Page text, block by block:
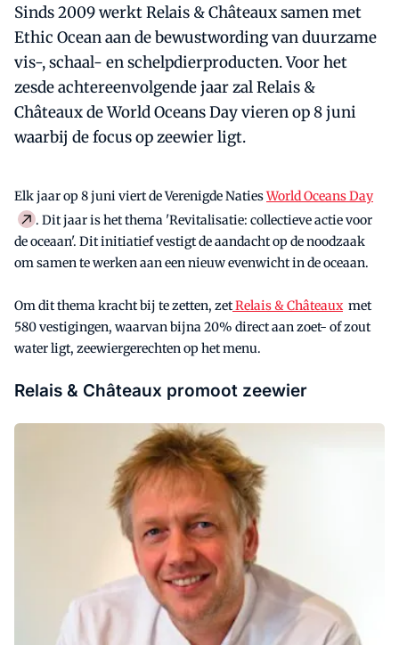
Sinds 2009 werkt Relais & Châteaux samen met
Ethic Ocean aan de bewustwording van duurzame
vis-, schaal- en schelpdierproducten. Voor het
zesde achtereenvolgende jaar zal Relais &
Châteaux de World Oceans Day vieren op 8 juni
waarbij de focus op zeewier ligt.
Elk jaar op 8 juni viert de Verenigde NatiesWorld Oceans Day
. Dit jaar is het thema 'Revitalisatie: collectieve actie voor
de oceaan'. Dit initiatief vestigt de aandacht op de noodzaak
om samen te werken aan een nieuw evenwicht in de oceaan.
Om dit thema kracht bij te zetten, zetRelais & Châteauxmet
580 vestigingen, waarvan bijna 20% direct aan zoet- of zout
water ligt, zeewiergerechten op het menu.
Relais & Châteaux promoot zeewier